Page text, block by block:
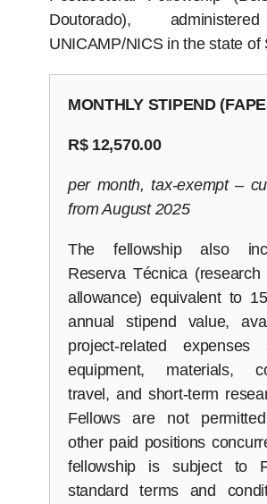
Doutorado),
UNICAMP/NICS in the state of
MONTHLY STIPEND
R$ 12,570.00
per month, tax-exempt –
from August 2025
The fellowship also
Reserva Técnica (research
allowance) equivalent to
annual stipend value,
project-related
equipment, materials,
travel, and short-term
Fellows are not
other paid positions
fellowship is subject to
standard terms and